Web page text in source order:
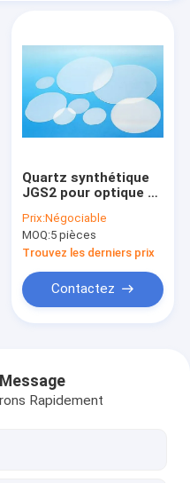
Quartz synthétique
JGS2 pour optique et
scientifiques
Prix:Négociable
MOQ:5 pièces
Trouvez les derniers prix
Contactez
Rapidement